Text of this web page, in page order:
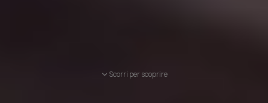
Scorri per scoprire